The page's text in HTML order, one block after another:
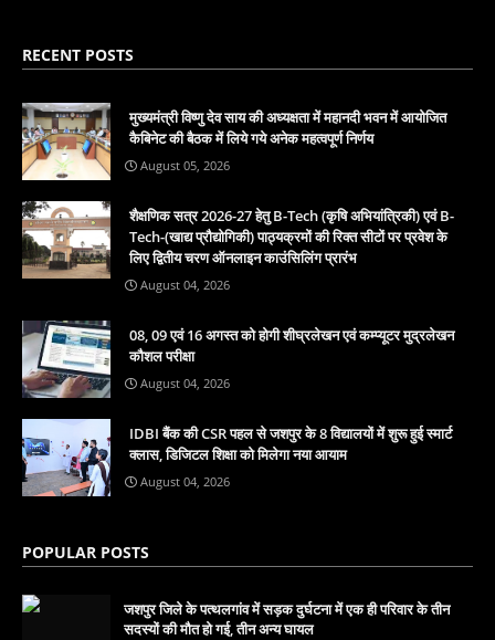
RECENT POSTS
मुख्यमंत्री विष्णु देव साय की अध्यक्षता में महानदी भवन में आयोजित
कैबिनेट की बैठक में लिये गये अनेक महत्वपूर्ण निर्णय
August 05, 2026
शैक्षणिक सत्र 2026-27 हेतु B-Tech (कृषि अभियांत्रिकी) एवं B-
Tech-(खाद्य प्रौद्योगिकी) पाठ्यक्रमों की रिक्त सीटों पर प्रवेश के
लिए द्वितीय चरण ऑनलाइन काउंसिलिंग प्रारंभ
August 04, 2026
08, 09 एवं 16 अगस्त को होगी शीघ्रलेखन एवं कम्प्यूटर मुद्रलेखन
कौशल परीक्षा
August 04, 2026
IDBI बैंक की CSR पहल से जशपुर के 8 विद्यालयों में शुरू हुई स्मार्ट
क्लास, डिजिटल शिक्षा को मिलेगा नया आयाम
August 04, 2026
POPULAR POSTS
जशपुर जिले के पत्थलगांव में सड़क दुर्घटना में एक ही परिवार के तीन
सदस्यों की मौत हो गई, तीन अन्य घायल